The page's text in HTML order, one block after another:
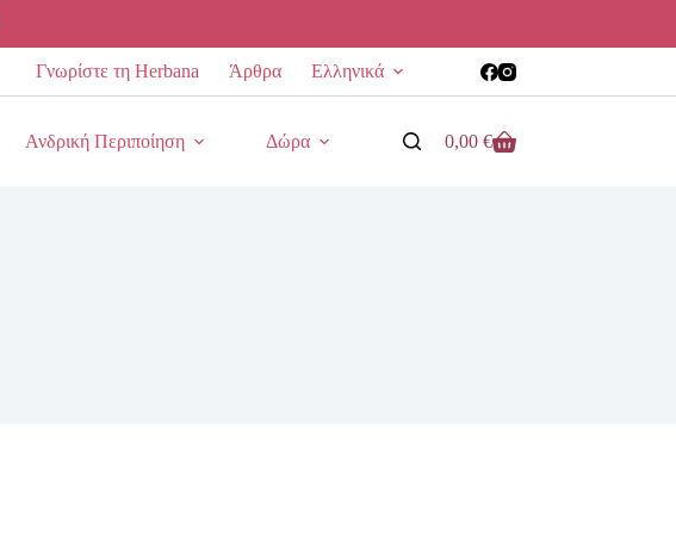
Γνωρίστε τη Herbana Άρθρα Ελληνικά
Ανδρική Περιποίηση Δώρα
Καλάθι
0,00 €